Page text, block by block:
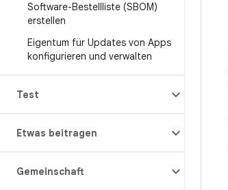
Software-Bestellliste (SBOM)
erstellen
Eigentum für Updates von Apps
konfigurieren und verwalten
Test
Etwas beitragen
Gemeinschaft